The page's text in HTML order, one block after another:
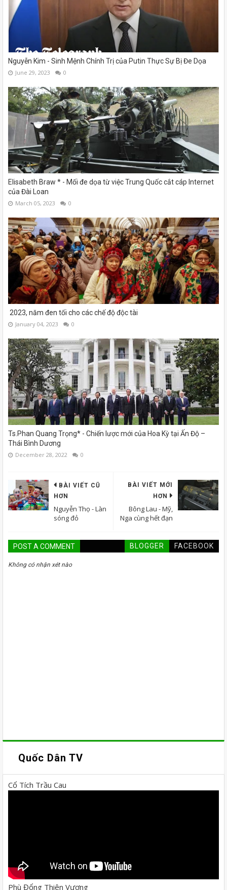
Nguyễn Kim - Sinh Mệnh Chính Trị của Putin Thực Sự Bị Đe Dọa
June 29, 2023 0
Elisabeth Braw * - Mối đe dọa từ việc Trung Quốc cắt cáp Internet
của Đài Loan
March 05, 2023 0
2023, năm đen tối cho các chế độ độc tài
January 04, 2023 0
Ts.Phan Quang Trọng* - Chiến lược mới của Hoa Kỳ tại Ấn Độ –
Thái Bình Dương
December 28, 2022 0
BÀI VIẾT MỚI
HƠN
Bông Lau - Mỹ,
Nga cùng hết đạn
BÀI VIẾT CŨ
HƠN
Nguyễn Thọ - Làn
sóng đỏ
POST A COMMENT BLOGGER FACEBOOK
Không có nhận xét nào
Quốc Dân TV
Cổ Tích Trầu Cau
Phù Đổng Thiên Vương